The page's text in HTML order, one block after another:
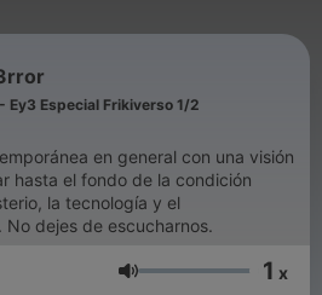
Ey3 Especial Frikiverso 1/2
en general con una visión
hasta el fondo de la condición
la tecnología y el
dejes de escucharnos.
Volumen 1 x